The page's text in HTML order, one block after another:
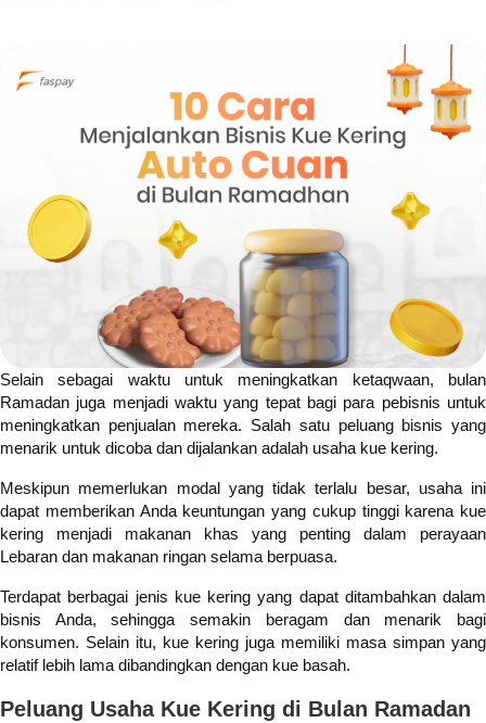
Selain sebagai waktu untuk meningkatkan ketaqwaan, bulan
Ramadan juga menjadi waktu yang tepat bagi para pebisnis untuk
meningkatkan penjualan mereka. Salah satu peluang bisnis yang
menarik untuk dicoba dan dijalankan adalah usaha kue kering.
Meskipun memerlukan modal yang tidak terlalu besar, usaha ini
dapat memberikan Anda keuntungan yang cukup tinggi karena kue
kering menjadi makanan khas yang penting dalam perayaan
Lebaran dan makanan ringan selama berpuasa.
Terdapat berbagai jenis kue kering yang dapat ditambahkan dalam
bisnis Anda, sehingga semakin beragam dan menarik bagi
konsumen. Selain itu, kue kering juga memiliki masa simpan yang
relatif lebih lama dibandingkan dengan kue basah.
Peluang Usaha Kue Kering di Bulan Ramadan